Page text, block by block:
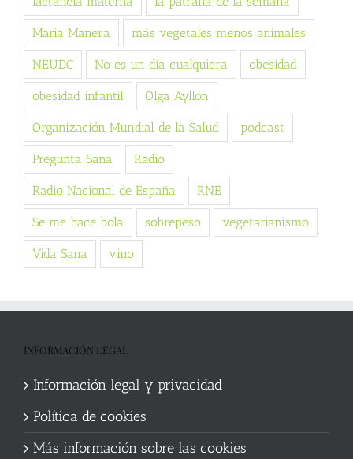
Maria Manera más vegetales menos animales
NEUDC No es un día cualquiera obesidad
obesidad infantil Olga Ayllón
Organización Mundial de la Salud podcast
Pregunta Sana Radio
Radio Nacional de España RNE
Se me hace bola sobrepeso vegetarianismo
Vida Sana vino
INFORMACIÓN LEGAL
Información legal y privacidad
Política de cookies
Más información sobre las cookies